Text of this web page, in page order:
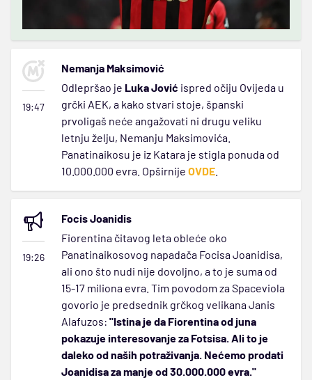
19:47
Nemanja Maksimović
Odlepršao je Luka Jović ispred očiju Ovijeda u
grčki AEK, a kako stvari stoje, španski
prvoligaš neće angažovati ni drugu veliku
letnju želju, Nemanju Maksimovića.
Panatinaikosu je iz Katara je stigla ponuda od
10.000.000 evra. Opširnije OVDE
19:26
Focis Joanidis
Fiorentina čitavog leta obleće oko
Panatinaikosovog napadača Focisa Joanidisa,
ali ono što nudi nije dovoljno, a to je suma od
15-17 miliona evra. Tim povodom za Spaceviola
govorio je predsednik grčkog velikana Janis
Alafuzos: "Istina je da Fiorentina od juna
pokazuje interesovanje za Fotsisa. Ali to je
daleko od naših potraživanja. Nećemo prodati
Joanidisa za manje od 30.000.000 evra."